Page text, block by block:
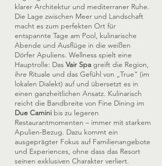
klarer Architektur und mediterraner Ruhe.
Die Lage zwischen Meer und Landschaft
macht es zum perfekten Ort für
entspannte Tage am Pool, kulinarische
Abende und Ausflüge in die weißen
Dörfer Apuliens. Wellness spielt eine
Hauptrolle: Das Vair Spa greift die Region,
ihre Rituale und das Gefühl von „True“ (im
lokalen Dialekt) auf und übersetzt es in
einen ganzheitlichen Ansatz. Kulinarisch
reicht die Bandbreite von Fine Dining im
Due Camini bis zu legeren
Restaurantmomenten – immer mit starkem
Apulien-Bezug. Dazu kommt ein
ausgeprägter Fokus auf Familienangebote
und Experiences, ohne dass das Resort
seinen exklusiven Charakter verliert.